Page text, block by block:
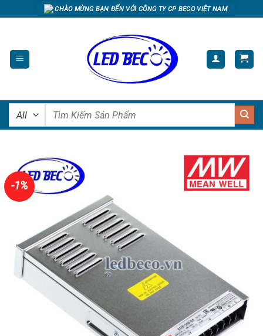
to
CHÀO MỪNG BẠN ĐẾN VỚI CÔNG TY CP BECO VIỆT NAM
kiếm:
-1%